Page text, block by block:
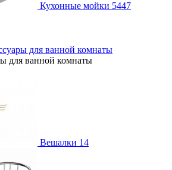
Кухонные мойки 5447
для ванной комнаты
для ванной комнаты
Вешалки 14